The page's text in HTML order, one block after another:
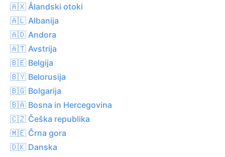
🇦🇽 Ålandski otoki
🇦🇱 Albanija
🇦🇩 Andora
🇦🇹 Avstrija
🇧🇪 Belgija
🇧🇾 Belorusija
🇧🇬 Bolgarija
🇧🇦 Bosna in Hercegovina
🇨🇿 Češka republika
🇲🇪 Črna gora
🇩🇰 Danska